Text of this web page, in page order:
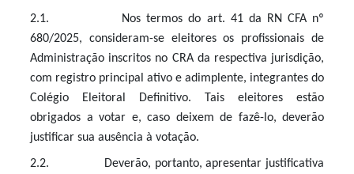
2.1. Nos termos do art. 41 da RN CFA nº
680/2025, consideram-se eleitores os profissionais de
Administração inscritos no CRA da respectiva jurisdição,
com registro principal ativo e adimplente, integrantes do
Colégio Eleitoral Definitivo. Tais eleitores estão
obrigados a votar e, caso deixem de fazê-lo, deverão
justificar sua ausência à votação.
2.2. Deverão, portanto, apresentar justificativa